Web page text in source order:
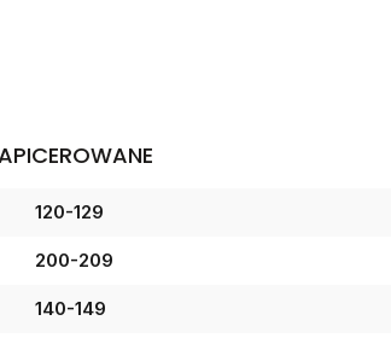
120-129
200-209
140-149